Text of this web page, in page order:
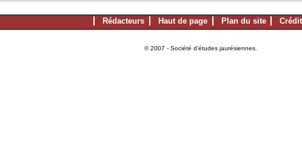
Rédacteurs Haut de page Plan du site
© 2007 - Société d'études jaurésiennes.